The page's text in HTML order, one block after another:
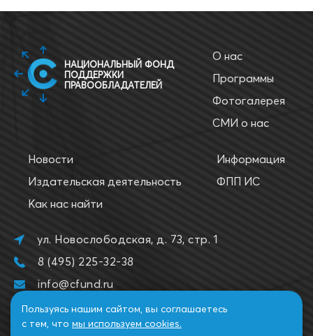
НАЦИОНАЛЬНЫЙ ФОНД
ПОДДЕРЖКИ
ПРАВООБЛАДАТЕЛЕЙ
О нас
Программы
Фотогалерея
СМИ о нас
Новости
Издательская деятельность
Как нас найти
Информация
ФПП ИС
ул. Новослободская, д. 73, стр. 1
8 (495) 225-32-38
info@cfund.ru
Пользуясь нашим сайтом, вы соглашаетесь
с тем, что мы используем cookies.